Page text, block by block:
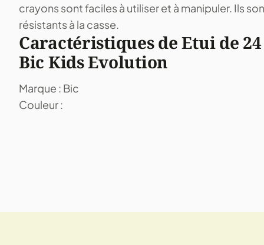
crayons sont faciles à utiliser et à manipuler. Ils
résistants à la casse.
Caractéristiques de Etui de
Bic Kids Evolution
Marque : Bic
Couleur :